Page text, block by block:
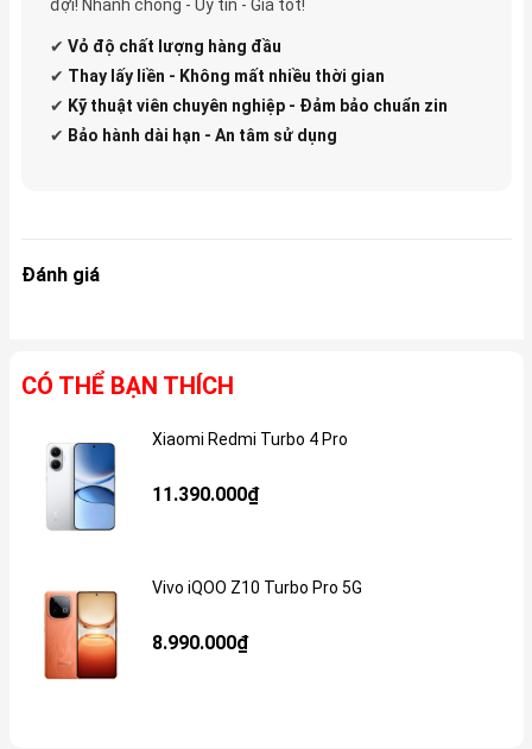
đợi! Nhanh chóng - Uy tín - Giá tốt!
✔ Vỏ độ chất lượng hàng đầu
✔ Thay lấy liền - Không mất nhiều thời gian
✔ Kỹ thuật viên chuyên nghiệp - Đảm bảo chuẩn zin
✔ Bảo hành dài hạn - An tâm sử dụng
Đánh giá
CÓ THỂ BẠN THÍCH
Xiaomi Redmi Turbo 4 Pro
11.390.000₫
Vivo iQOO Z10 Turbo Pro 5G
8.990.000₫